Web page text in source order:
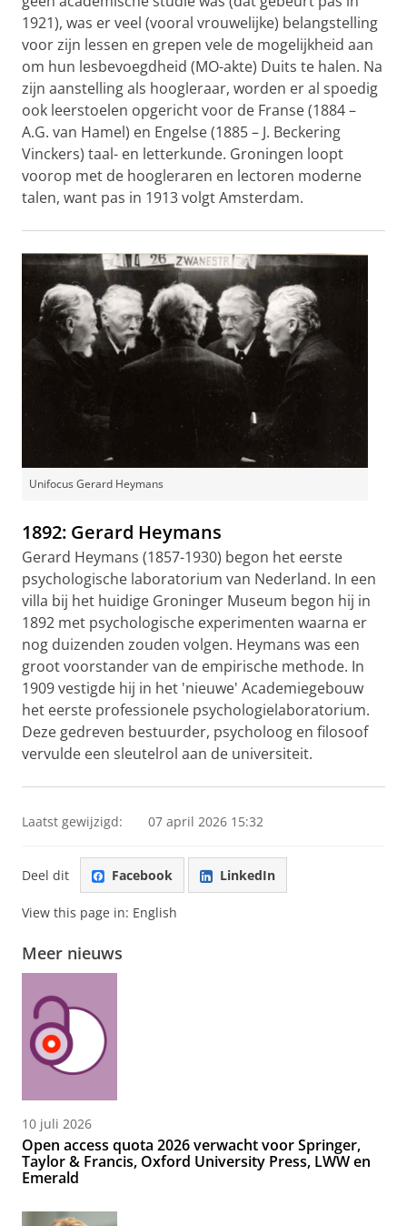
1921), was er veel (vooral vrouwelijke) belangstelling
voor zijn lessen en grepen vele de mogelijkheid aan
om hun lesbevoegdheid (MO-akte) Duits te halen. Na
zijn aanstelling als hoogleraar, worden er al spoedig
ook leerstoelen opgericht voor de Franse (1884 –
A.G. van Hamel) en Engelse (1885 – J. Beckering
Vinckers) taal- en letterkunde. Groningen loopt
voorop met de hoogleraren en lectoren moderne
talen, want pas in 1913 volgt Amsterdam.
Unifocus Gerard Heymans
1892: Gerard Heymans
Gerard Heymans (1857-1930) begon het eerste
psychologische laboratorium van Nederland. In een
villa bij het huidige Groninger Museum begon hij in
1892 met psychologische experimenten waarna er
nog duizenden zouden volgen. Heymans was een
groot voorstander van de empirische methode. In
1909 vestigde hij in het 'nieuwe' Academiegebouw
het eerste professionele psychologielaboratorium.
Deze gedreven bestuurder, psycholoog en filosoof
vervulde een sleutelrol aan de universiteit.
Laatst gewijzigd: 07 april 2026 15:32
Deel dit Facebook LinkedIn
View this page in: English
Meer nieuws
10 juli 2026
Open access quota 2026 verwacht voor Springer,
Taylor & Francis, Oxford University Press, LWW en
Emerald